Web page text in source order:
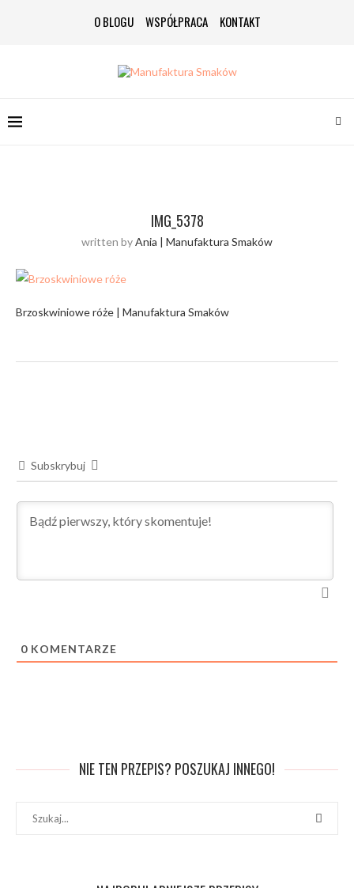
O BLOGU WSPÓŁPRACA KONTAKT
IMG_5378
written byAnia | Manufaktura Smaków
Brzoskwiniowe róże | Manufaktura Smaków
Subskrybuj
0 KOMENTARZE
NIE TEN PRZEPIS? POSZUKAJ INNEGO!